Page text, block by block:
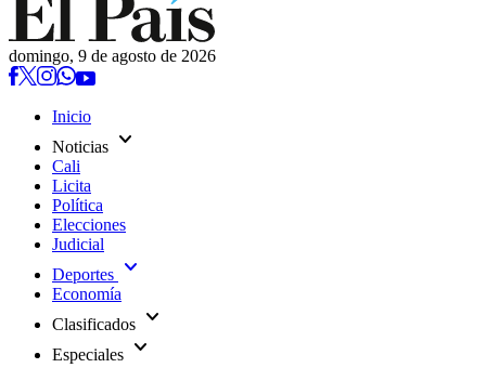
domingo, 9 de agosto de 2026
Inicio
Noticias expand_more
Cali
Licita
Política
Elecciones
Judicial
Deportes expand_more
Economía
Clasificados expand_more
Especiales expand_more